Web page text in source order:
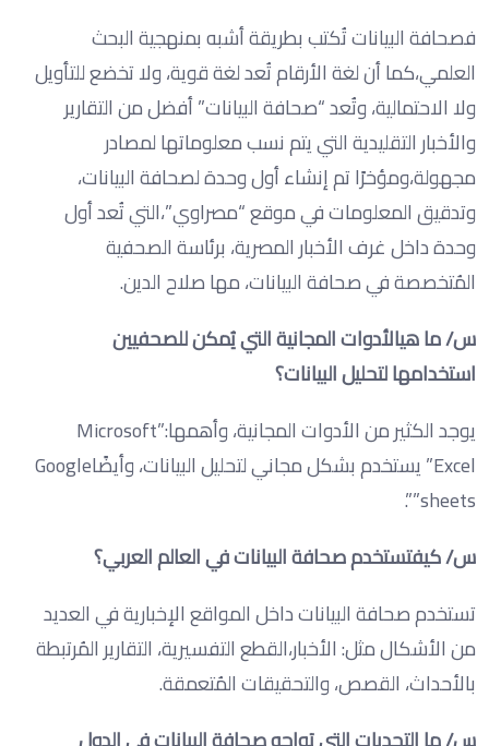
فصحافة البيانات تُكتب بطريقة أشبه بمنهجية البحث
العلمي،كما أن لغة الأرقام تُعد لغة قوية، ولا تخضع للتأويل
ولا الاحتمالية، وتُعد “صحافة البيانات” أفضل من التقارير
والأخبار التقليدية التي يتم نسب معلوماتها لمصادر
مجهولة،ومؤخرًا تم إنشاء أول وحدة لصحافة البيانات،
وتدقيق المعلومات في موقع “مصراوي”،التي تُعد أول
وحدة داخل غرف الأخبار المصرية، برئاسة الصحفية
المُتخصصة في صحافة البيانات، مها صلاح الدين.
س/ ما هيالأدوات المجانية التي يُمكن للصحفيين
استخدامها لتحليل البيانات؟
يوجد الكثير من الأدوات المجانية، وأهمها:”Microsoft
Excel” يستخدم بشكل مجاني لتحليل البيانات، وأيضًاGoogle
sheets””.
س/ كيفتستخدم صحافة البيانات في العالم العربي؟
تستخدم صحافة البيانات داخل المواقع الإخبارية في العديد
من الأشكال مثل: الأخبار،القطع التفسيرية، التقارير المُرتبطة
بالأحداث، القصص، والتحقيقات المُتعمقة.